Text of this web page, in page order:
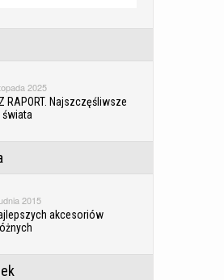
2025
RAPORT. Najszczęśliwsze
świata
2015
akcesoriów